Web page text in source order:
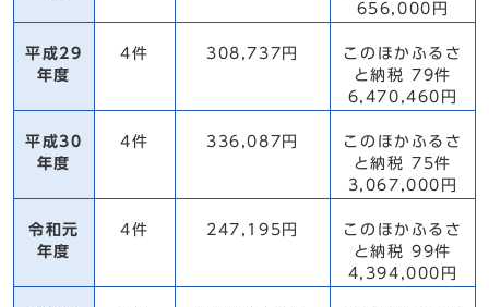
656,000円
平成29
年度
4件 308,737円
このほかふるさ
と納税 79件
6,470,460円
平成30
年度
4件 336,087円
このほかふるさ
と納税 75件
3,067,000円
令和元
年度
4件 247,195円
このほかふるさ
と納税 99件
4,394,000円